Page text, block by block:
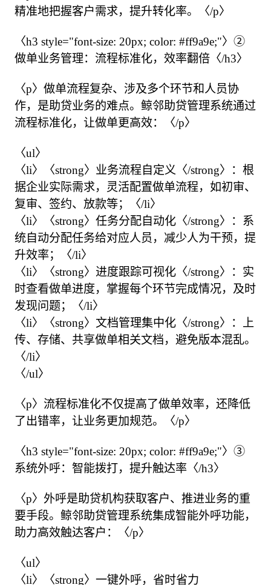
精准地把握客户需求，提升转化率。〈/p〉
〈h3 style="font-size: 20px; color: #ff9a9e;"〉②
做单业务管理：流程标准化，效率翻倍〈/h3〉
〈p〉做单流程复杂、涉及多个环节和人员协
作，是助贷业务的难点。鲸邻助贷管理系统通过
流程标准化，让做单更高效：〈/p〉
〈ul〉
〈li〉〈strong〉业务流程自定义〈/strong〉：根
据企业实际需求，灵活配置做单流程，如初审、
复审、签约、放款等；〈/li〉
〈li〉〈strong〉任务分配自动化〈/strong〉：系
统自动分配任务给对应人员，减少人为干预，提
升效率；〈/li〉
〈li〉〈strong〉进度跟踪可视化〈/strong〉：实
时查看做单进度，掌握每个环节完成情况，及时
发现问题；〈/li〉
〈li〉〈strong〉文档管理集中化〈/strong〉：上
传、存储、共享做单相关文档，避免版本混乱。
〈/li〉
〈/ul〉
〈p〉流程标准化不仅提高了做单效率，还降低
了出错率，让业务更加规范。〈/p〉
〈h3 style="font-size: 20px; color: #ff9a9e;"〉③
系统外呼：智能拨打，提升触达率〈/h3〉
〈p〉外呼是助贷机构获取客户、推进业务的重
要手段。鲸邻助贷管理系统集成智能外呼功能，
助力高效触达客户：〈/p〉
〈ul〉
〈li〉〈strong〉一键外呼，省时省力